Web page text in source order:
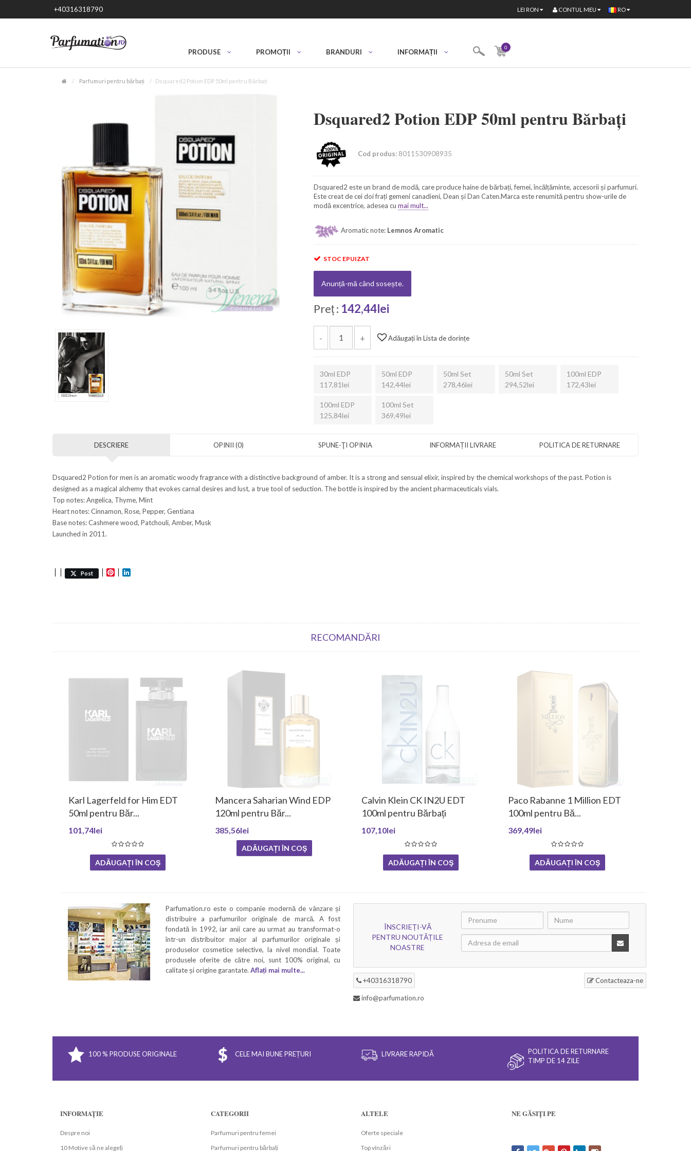
+40316318790 RO
LEI RON CONTUL MEU
PRODUSE PROMOȚII BRANDURI INFORMAȚII
0
Parfumuri pentru bărbați Dsquared2 Potion EDP 50ml pentru Bărbați
Dsquared2 Potion EDP 50ml pentru Bărbați
Cod produs:8011530908935
Dsquared2 este un brand de modă, care produce haine de bărbați, femei, încălțăminte, accesorii și parfumuri.
Este creat de cei doi frați gemeni canadieni, Dean și Dan Caten.Marca este renumită pentru show-urile de
modă excentrice, adesea cu mai mult...
Aromatic note: Lemnos Aromatic
STOC EPUIZAT
Anunță-mă când sosește.
Preț : 142,44lei
- + Adăugați în Lista de dorințe
30ml EDP
117,81lei
50ml EDP
142,44lei
50ml Set
278,46lei
50ml Set
294,52lei
100ml EDP
172,43lei
100ml EDP
125,84lei
100ml Set
369,49lei
DESCRIERE OPINII (0) SPUNE-ŢI OPINIA INFORMAȚII LIVRARE POLITICA DE RETURNARE
Dsquared2 Potion for men is an aromatic woody fragrance with a distinctive background of amber. It is a strong and sensual elixir, inspired by the chemical workshops of the past. Potion is
designed as a magical alchemy that evokes carnal desires and lust, a true tool of seduction. The bottle is inspired by the ancient pharmaceuticals vials.
Top notes: Angelica, Thyme, Mint
Heart notes: Cinnamon, Rose, Pepper, Gentiana
Base notes: Cashmere wood, Patchouli, Amber, Musk
Launched in 2011.
Post Pinterest
RECOMANDĂRI
Karl Lagerfeld for Him EDT
50ml pentru Băr...
101,74lei
ADĂUGAȚI ÎN COŞ
Mancera Saharian Wind EDP
120ml pentru Băr...
385,56lei
ADĂUGAȚI ÎN COŞ
Calvin Klein CK IN2U EDT
100ml pentru Bărbați
107,10lei
ADĂUGAȚI ÎN COŞ
Paco Rabanne 1 Million EDT
100ml pentru Bă...
369,49lei
ADĂUGAȚI ÎN COŞ
Parfumation.ro este o companie modernă de vânzare și
distribuire a parfumurilor originale de marcă. A fost
fondată în 1992, iar anii care au urmat au transformat-o
într-un distribuitor major al parfumurilor originale și
produselor cosmetice selective, la nivel mondial. Toate
produsele oferite de către noi, sunt 100% original, cu
calitate și origine garantate. Aflați mai multe...
ÎNSCRIEȚI-VĂ
PENTRU NOUTĂȚILE
NOASTRE
+40316318790 Contacteaza-ne
info@parfumation.ro
100 % PRODUSE ORIGINALE CELE MAI BUNE PREȚURI LIVRARE RAPIDĂ
POLITICA DE RETURNARE
TIMP DE 14 ZILE
INFORMAȚIE
Despre noi
10 Motive să ne alegeți
CATEGORII
Parfumuri pentru femei
Parfumuri pentru bărbați
ALTELE
Oferte speciale
Top vînzări
NE GĂSIȚI PE